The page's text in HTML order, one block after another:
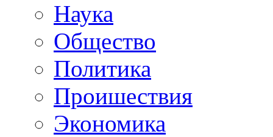
Наука
Общество
Политика
Проишествия
Экономика